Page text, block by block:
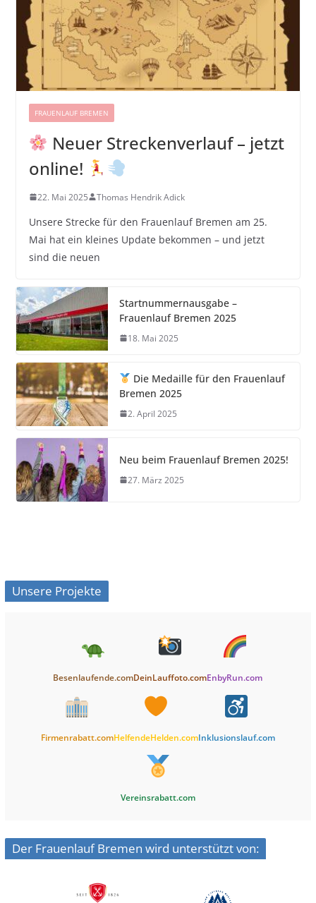
FRAUENLAUF BREMEN
Neuer Streckenverlauf – jetzt
online!
22. Mai 2025 Thomas Hendrik Adick
Unsere Strecke für den Frauenlauf Bremen am 25.
Mai hat ein kleines Update bekommen – und jetzt
sind die neuen
Startnummernausgabe –
Frauenlauf Bremen 2025
18. Mai 2025
Die Medaille für den Frauenlauf
Bremen 2025
2. April 2025
Neu beim Frauenlauf Bremen 2025!
27. März 2025
Unsere Projekte
Besenlaufende.comDeinLauffoto.comEnbyRun.com
Firmenrabatt.comHelfendeHelden.comInklusionslauf.com
Vereinsrabatt.com
Der Frauenlauf Bremen wird unterstützt von: